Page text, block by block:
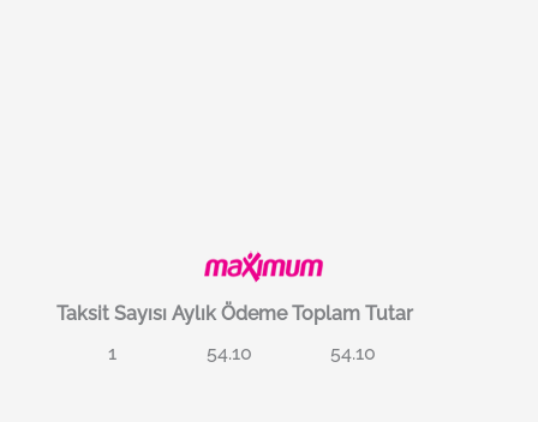
Taksit Sayısı Aylık Ödeme Toplam Tutar
1
54.10 54.10